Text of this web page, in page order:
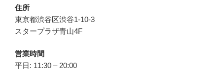
住所
東京都渋谷区渋谷1-10-3
スタープラザ青山4F
営業時間
平日: 11:30 – 20:00